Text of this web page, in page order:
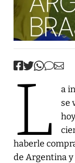
L
a
se
haberle
de Argentina y